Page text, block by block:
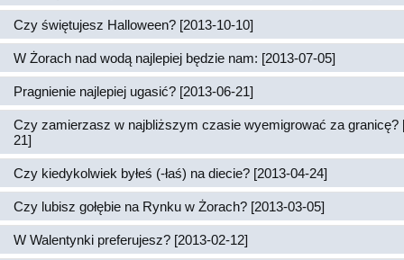
Czy świętujesz Halloween? [2013-10-10]
W Żorach nad wodą najlepiej będzie nam: [2013-07-05]
Pragnienie najlepiej ugasić? [2013-06-21]
Czy zamierzasz w najbliższym czasie wyemigrować za granicę?
21]
Czy kiedykolwiek byłeś (-łaś) na diecie? [2013-04-24]
Czy lubisz gołębie na Rynku w Żorach? [2013-03-05]
W Walentynki preferujesz? [2013-02-12]